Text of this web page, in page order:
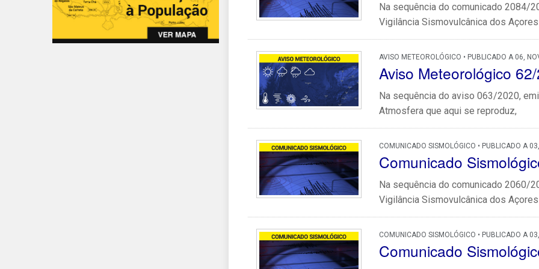
Na sequência do comunicado 2084/
Vigilância Sismovulcânica dos
AVISO METEOROLÓGICO • PUBLICADO A 06,
Aviso Meteorológico
Na sequência do aviso 063/2020,
Atmosfera que aqui se reproduz,
COMUNICADO SISMOLÓGICO • PUBLICADO A
Comunicado
Na sequência do comunicado 2060/
Vigilância Sismovulcânica dos
COMUNICADO SISMOLÓGICO • PUBLICADO A
Comunicado